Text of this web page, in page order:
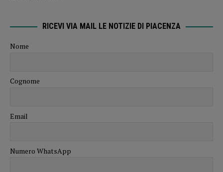
RICEVI VIA MAIL LE NOTIZIE DI PIACENZA
Nome
Cognome
Email
Numero WhatsApp